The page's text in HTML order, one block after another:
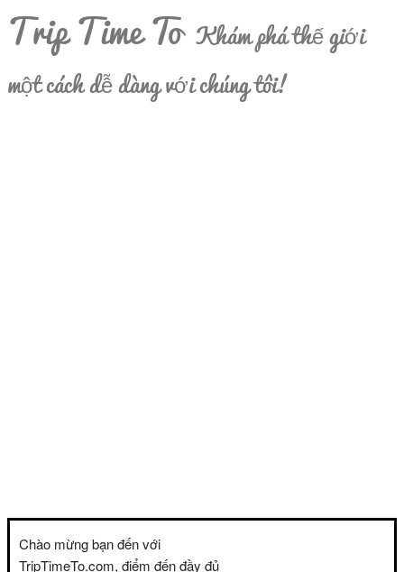
Trip Time To Khám phá thế giới
một cách dễ dàng với chúng tôi!
Chào mừng bạn đến với
TripTimeTo.com, điểm đến đầy đủ